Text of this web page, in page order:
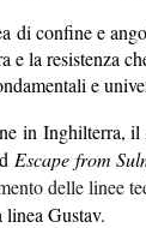
di confine e
resistenza
e
in Inghilterra, il
Escape from
delle linee
linea Gustav.